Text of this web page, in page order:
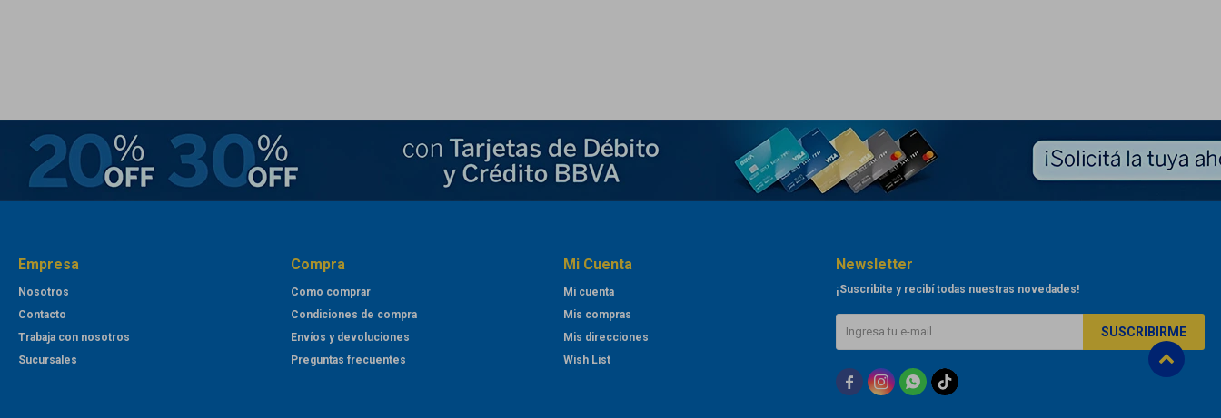
Empresa
Nosotros
Contacto
Trabaja con nosotros
Sucursales
Compra
Como comprar
Condiciones de compra
Envíos y devoluciones
Preguntas frecuentes
Mi Cuenta
Mi cuenta
Mis compras
Mis direcciones
Wish List
Newsletter
¡Suscribite y recibí todas nuestras novedades!
SUSCRIBIRME
  